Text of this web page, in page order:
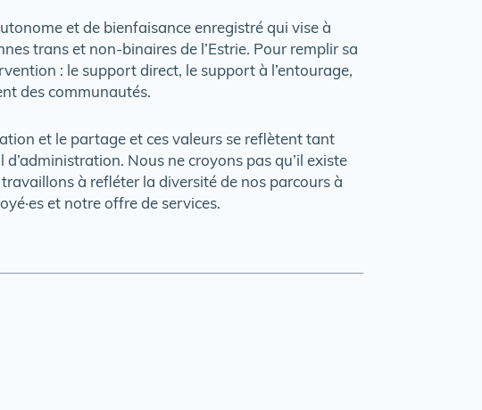
et de bienfaisance enregistré qui vise à
trans et non-binaires de l’Estrie. Pour remplir sa
: le support direct, le support à l’entourage,
des communautés.
et le partage et ces valeurs se reflètent tant
Nous ne croyons pas qu’il existe
à refléter la diversité de nos parcours à
et notre offre de services.